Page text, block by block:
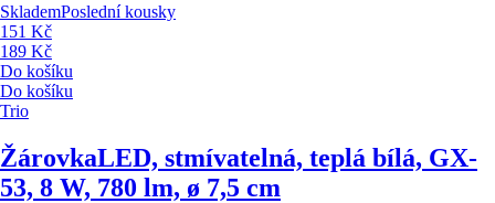
SklademPoslední kousky
151 Kč
189 Kč
Do košíku
Do košíku
Trio
ŽárovkaLED, stmívatelná, teplá bílá, GX-
53, 8 W, 780 lm, ø 7,5 cm